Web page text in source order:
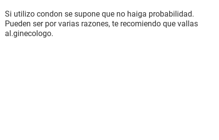
Si utilizo condon se supone que no haiga probabilidad.
Pueden ser por varias razones, te recomiendo que vallas
al.ginecologo.